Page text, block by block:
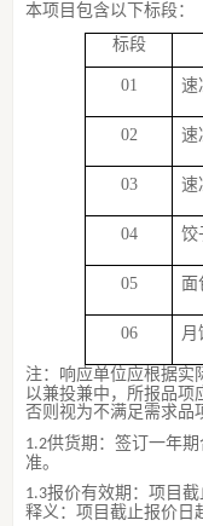
本项目包含以下标段：
标段
01 速
02 速
03 速
04 饺
05 面
06 月
注 ：响应单位应根据实
以兼投兼中，所报品项
否则视为不满足需求品
1.2供货期： 签订一年
准。
1.3报价有效期： 项目 截
释义：项目截止报价日